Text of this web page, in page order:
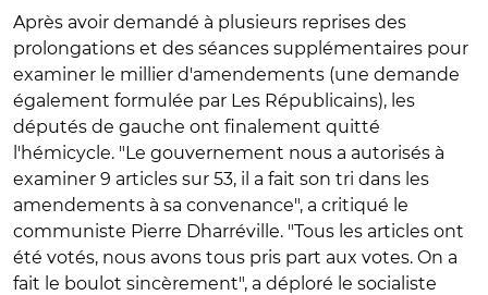
Après avoir demandé à plusieurs reprises des
prolongations et des séances supplémentaires pour
examiner le millier d'amendements (une demande
également formulée par Les Républicains), les
députés de gauche ont finalement quitté
l'hémicycle. "Le gouvernement nous a autorisés à
examiner 9 articles sur 53, il a fait son tri dans les
amendements à sa convenance", a critiqué le
communiste Pierre Dharréville. "Tous les articles ont
été votés, nous avons tous pris part aux votes. On a
fait le boulot sincèrement", a déploré le socialiste